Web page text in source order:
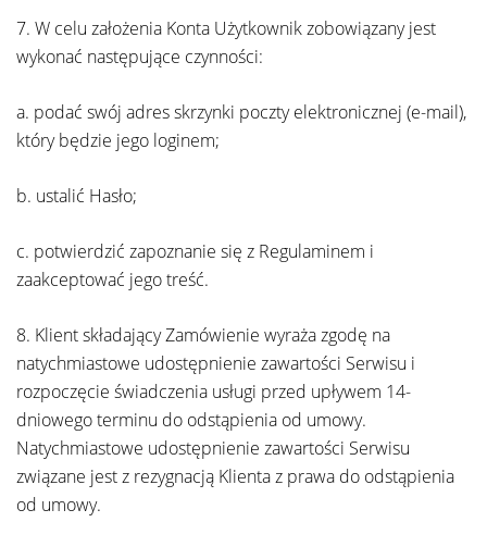
7. W celu założenia Konta Użytkownik zobowiązany jest
wykonać następujące czynności:
a. podać swój adres skrzynki poczty elektronicznej (e-mail),
który będzie jego loginem;
b. ustalić Hasło;
c. potwierdzić zapoznanie się z Regulaminem i
zaakceptować jego treść.
8. Klient składający Zamówienie wyraża zgodę na
natychmiastowe udostępnienie zawartości Serwisu i
rozpoczęcie świadczenia usługi przed upływem 14-
dniowego terminu do odstąpienia od umowy.
Natychmiastowe udostępnienie zawartości Serwisu
związane jest z rezygnacją Klienta z prawa do odstąpienia
od umowy.